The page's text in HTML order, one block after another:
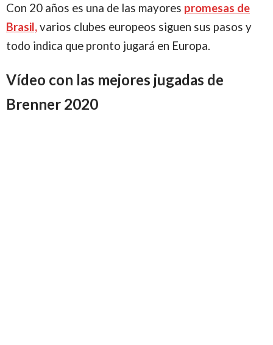
Con 20 años es una de las mayores promesas de
Brasil,varios clubes europeos siguen sus pasos y
todo indica que pronto jugará en Europa.
Vídeo con las mejores jugadas de
Brenner 2020